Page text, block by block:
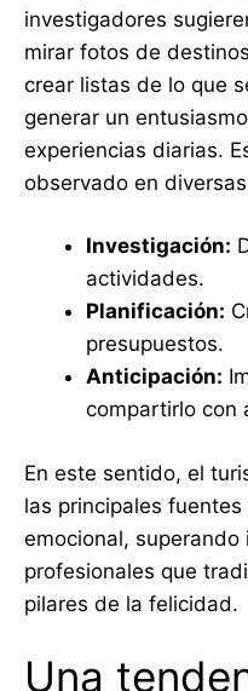
investigadores
mirar fotos de
crear listas de lo que
generar un
experiencias diarias.
observado en
Investigación:
actividades.
Planificación:
presupuestos.
Anticipación:
compartirlo con
En este sentido, el
las principales
emocional,
profesionales que
pilares de la felicidad.
Una